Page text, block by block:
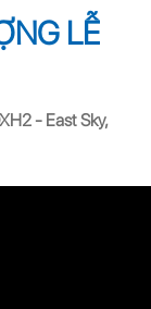
LỄ
- East Sky,